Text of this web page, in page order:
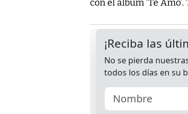
con el álbum ‘Te